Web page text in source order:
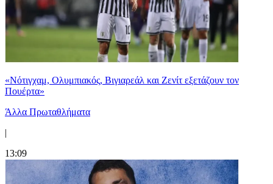
«Νότιγχαμ, Ολυμπιακός, Βιγιαρεάλ και Ζενίτ εξετάζουν τον
Πουέρτα»
Άλλα Πρωταθλήματα
|
13:09